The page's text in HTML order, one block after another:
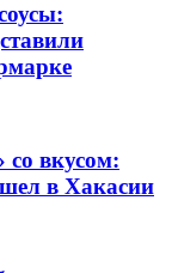
со вкусом:
в Хакасии